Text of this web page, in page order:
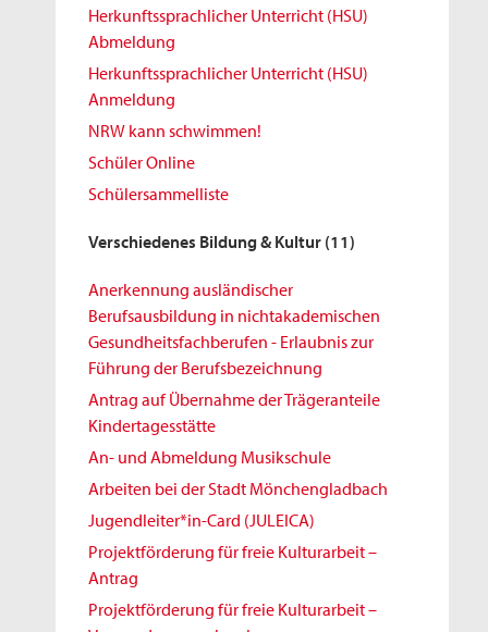
Herkunftssprachlicher Unterricht (HSU)
Abmeldung
Herkunftssprachlicher Unterricht (HSU)
Anmeldung
NRW kann schwimmen!
Schüler Online
Schülersammelliste
Verschiedenes Bildung & Kultur (11)
Anerkennung ausländischer
Berufsausbildung in nichtakademischen
Gesundheitsfachberufen - Erlaubnis zur
Führung der Berufsbezeichnung
Antrag auf Übernahme der Trägeranteile
Kindertagesstätte
An- und Abmeldung Musikschule
Arbeiten bei der Stadt Mönchengladbach
Jugendleiter*in-Card (JULEICA)
Projektförderung für freie Kulturarbeit –
Antrag
Projektförderung für freie Kulturarbeit –